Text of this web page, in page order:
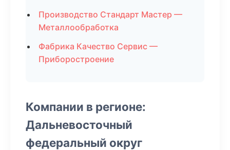
Производство Стандарт Мастер —
Металлообработка
Фабрика Качество Сервис —
Приборостроение
Компании в регионе:
Дальневосточный
федеральный округ